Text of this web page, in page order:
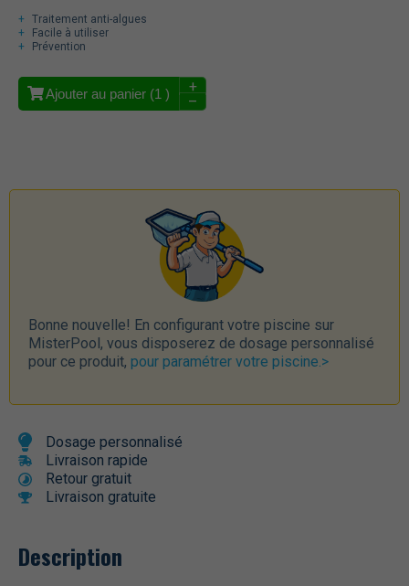
Traitement anti-algues
Facile à utiliser
Prévention
Ajouter au panier (1 )
+
–
Bonne nouvelle! En configurant votre piscine sur
MisterPool, vous disposerez de dosage personnalisé
pour ce produit, pour paramétrer votre piscine.>
Dosage personnalisé
Livraison rapide
Retour gratuit
Livraison gratuite
Description